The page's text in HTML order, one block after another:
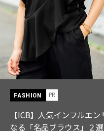
FASHION PR
【ICB】人気インフルエ
なる「名品ブラウス」２選